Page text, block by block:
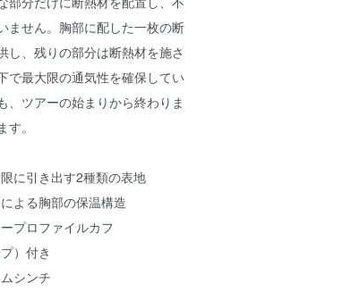
ません。胸部に配した一枚の断
し、残りの部分は断熱材を施さ
で最大限の通気性を確保してい
、ツアーの始まりから終わりま
。
に引き出す2種類の表地
よる胸部の保温構造
プロファイルカフ
）付き
シンチ